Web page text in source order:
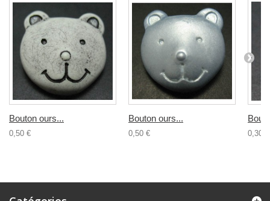
Bouton ours...
0,50 €
Bouton ours...
0,50 € 0,30 €